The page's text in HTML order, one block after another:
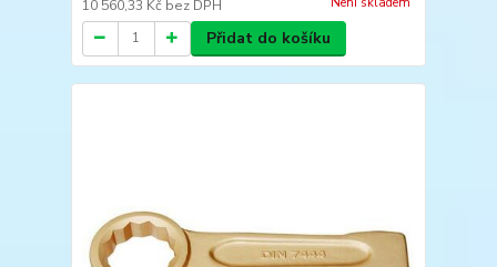
10 560,33 Kč bez DPH
Přidat do košíku